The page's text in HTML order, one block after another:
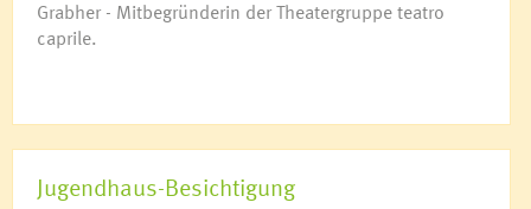
Grabher - Mitbegründerin der Theatergruppe teatro
caprile.
Jugendhaus-Besichtigung